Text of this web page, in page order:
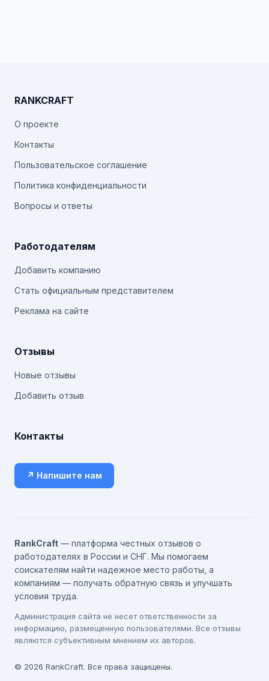
RANKCRAFT
О проекте
Контакты
Пользовательское соглашение
Политика конфиденциальности
Вопросы и ответы
Работодателям
Добавить компанию
Стать официальным представителем
Реклама на сайте
Отзывы
Новые отзывы
Добавить отзыв
Контакты
↗ Напишите нам
RankCraft — платформа честных отзывов о
работодателях в России и СНГ. Мы помогаем
соискателям найти надежное место работы, а
компаниям — получать обратную связь и улучшать
условия труда.
Администрация сайта не несет ответственности за
информацию, размещенную пользователями. Все отзывы
являются субъективным мнением их авторов.
© 2026 RankCraft. Все права защищены.